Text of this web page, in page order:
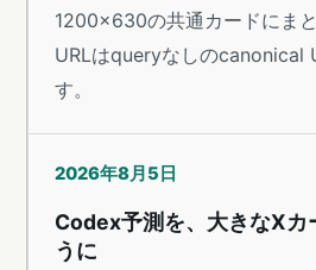
1200×630の共通カードにま
URLはqueryなしのcanonical
す。
2026年8月5日
Codex予測を、大きなXカ
うに